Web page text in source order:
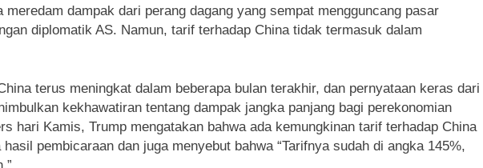
meredam dampak dari perang dagang yang sempat mengguncang pasar
diplomatik AS. Namun, tarif terhadap China tidak termasuk dalam
terus meningkat dalam beberapa bulan terakhir, dan pernyataan keras dari
kekhawatiran tentang dampak jangka panjang bagi perekonomian
hari Kamis, Trump mengatakan bahwa ada kemungkinan tarif terhadap China
pembicaraan dan juga menyebut bahwa “Tarifnya sudah di angka 145%,